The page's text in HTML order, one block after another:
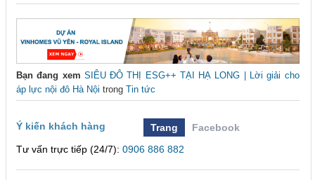
Bạn đang xem SIÊU ĐÔ THỊ ESG++ TẠI HẠ LONG | Lời giải cho
áp lực nội đô Hà Nội trong Tin tức
Ý kiến khách hàng Trang
Facebook
Tư vấn trực tiếp (24/7): 0906 886 882